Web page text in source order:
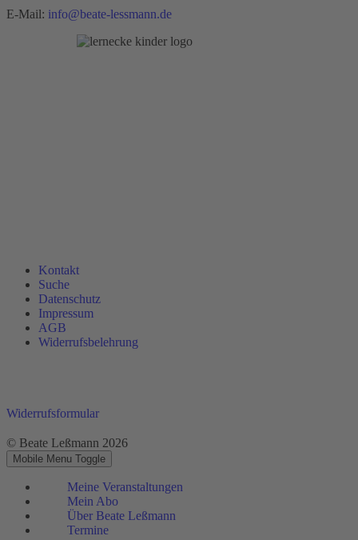
E-Mail: info@beate-lessmann.de
Kontakt
Suche
Datenschutz
Impressum
AGB
Widerrufsbelehrung
Widerrufsformular
© Beate Leßmann 2026
Mobile Menu Toggle
Meine Veranstaltungen
Mein Abo
Über Beate Leßmann
Termine